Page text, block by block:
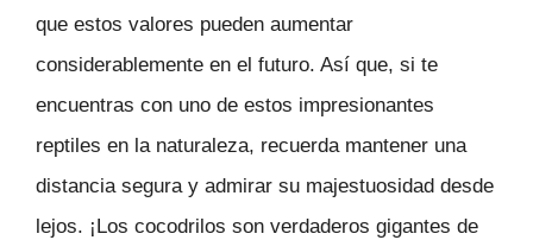
que estos valores pueden aumentar
considerablemente en el futuro. Así que, si te
encuentras con uno de estos impresionantes
reptiles en la naturaleza, recuerda mantener una
distancia segura y admirar su majestuosidad desde
lejos. ¡Los cocodrilos son verdaderos gigantes de